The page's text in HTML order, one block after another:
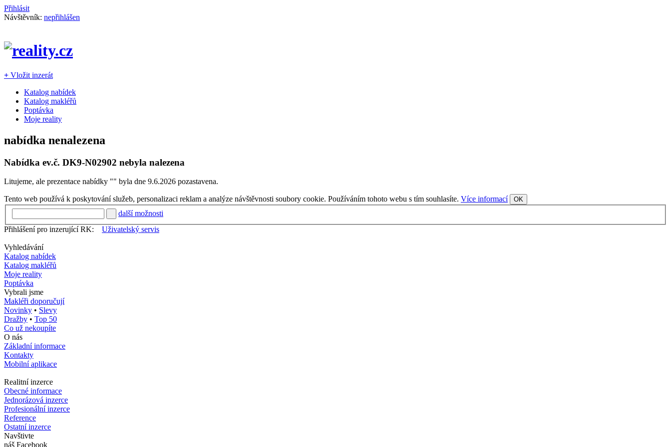
Přihlásit
Návštěvník: nepřihlášen
+ Vložit inzerát
Katalog nabídek
Katalog makléřů
Poptávka
Moje reality
nabídka nenalezena
Nabídka ev.č. DK9-N02902 nebyla nalezena
Litujeme, ale prezentace nabídky "" byla dne 9.6.2026 pozastavena.
Tento web používá k poskytování služeb, personalizaci reklam a analýze návštěvnosti soubory cookie. Používáním tohoto webu s tím souhlasíte. Více informací OK
další možnosti
Přihlášení pro inzerující RK:
Uživatelský servis
Vyhledávání
Katalog nabídek
Katalog makléřů
Moje reality
Poptávka
Vybrali jsme
Makléři doporučují
Novinky • Slevy
Dražby • Top 50
Co už nekoupíte
O nás
Základní informace
Kontakty
Mobilní aplikace
Realitní inzerce
Obecné informace
Jednorázová inzerce
Profesionální inzerce
Reference
Ostatní inzerce
Navštivte
náš Facebook